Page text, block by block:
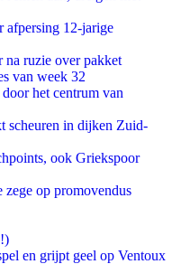
afpersing 12-jarige
na ruzie over pakket
van week 32
het centrum van
scheuren in dijken Zuid-
ook Griekspoor
zege op promovendus
en grijpt geel op Ventoux